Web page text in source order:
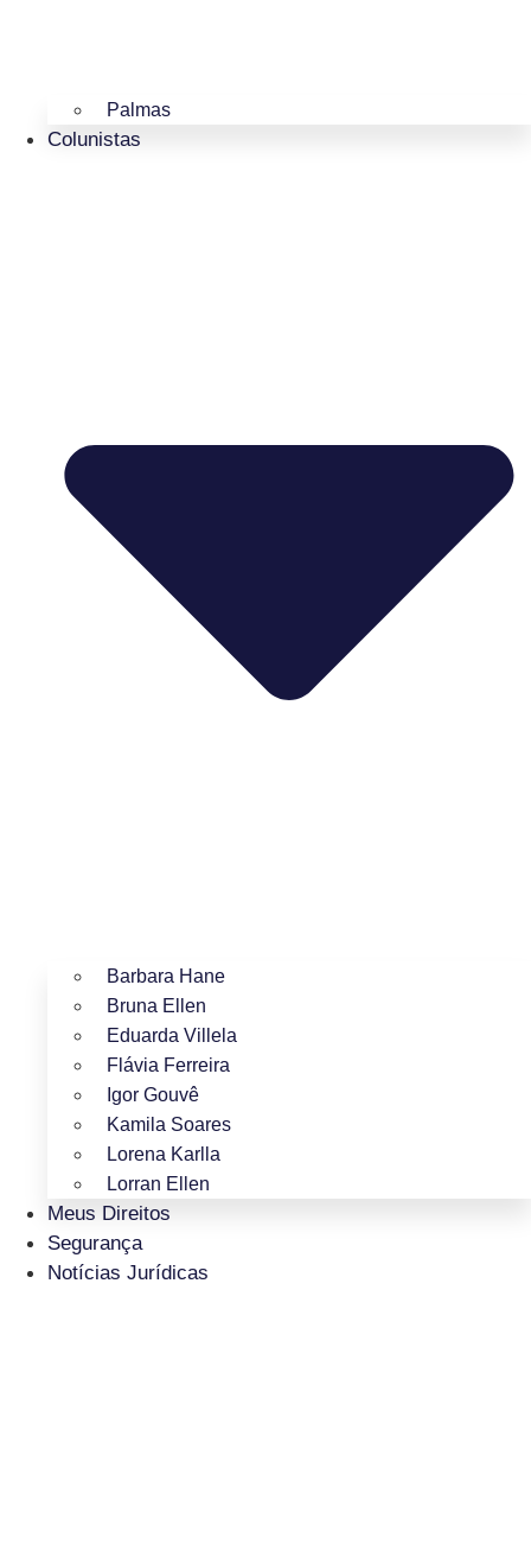
Palmas
Colunistas
Barbara Hane
Bruna Ellen
Eduarda Villela
Flávia Ferreira
Igor Gouvê
Kamila Soares
Lorena Karlla
Lorran Ellen
Meus Direitos
Segurança
Notícias Jurídicas